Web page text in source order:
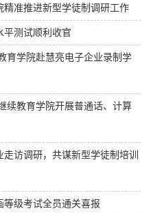
准推进新型学徒制调研工作
平测试顺利收官
育学院赴慧亮电子企业录制学
教育学院开展普通话、计算
访调研，共谋新型学徒制培训
级考试全员通关喜报